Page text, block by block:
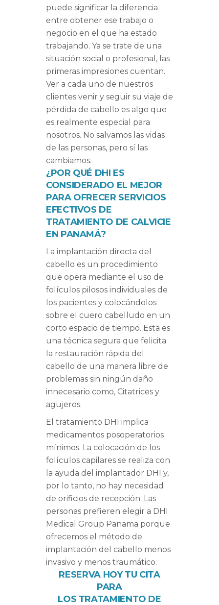
puede significar la diferencia
entre obtener ese trabajo o
negocio en el que ha estado
trabajando. Ya se trate de una
situación social o profesional, las
primeras impresiones cuentan.
Ver a cada uno de nuestros
clientes venir y seguir su viaje de
pérdida de cabello es algo que
es realmente especial para
nosotros. No salvamos las vidas
de las personas, pero sí las
cambiamos.
¿POR QUÉ DHI ES
CONSIDERADO EL MEJOR
PARA OFRECER SERVICIOS
EFECTIVOS DE
TRATAMIENTO DE CALVICIE
EN PANAMÁ?
La implantación directa del
cabello es un procedimiento
que opera mediante el uso de
folículos pilosos individuales de
los pacientes y colocándolos
sobre el cuero cabelludo en un
corto espacio de tiempo. Esta es
una técnica segura que felicita
la restauración rápida del
cabello de una manera libre de
problemas sin ningún daño
innecesario como, Citatrices y
agujeros.
El tratamiento DHI implica
medicamentos posoperatorios
mínimos. La colocación de los
folículos capilares se realiza con
la ayuda del implantador DHI y,
por lo tanto, no hay necesidad
de orificios de recepción. Las
personas prefieren elegir a DHI
Medical Group Panama porque
ofrecemos el método de
implantación del cabello menos
invasivo y menos traumático.
RESERVAHOY TU CITA
PARA
LOS TRATAMIENTO DE